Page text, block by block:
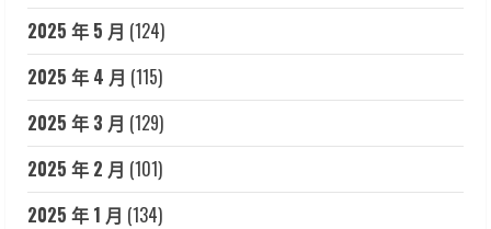
2025 年 5 月 (124)
2025 年 4 月 (115)
2025 年 3 月 (129)
2025 年 2 月 (101)
2025 年 1 月 (134)